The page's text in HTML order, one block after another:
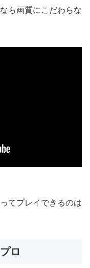
ら画質にこだわらな
てプレイできるのは
ロ